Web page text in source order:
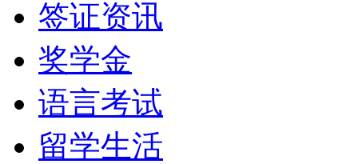
签证资讯
奖学金
语言考试
留学生活